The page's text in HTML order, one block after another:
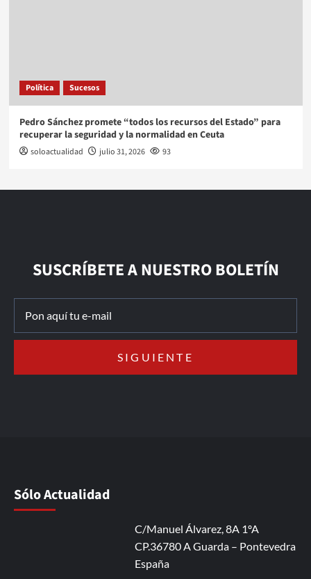
Política Sucesos
Pedro Sánchez promete “todos los recursos del Estado” para
recuperar la seguridad y la normalidad en Ceuta
soloactualidad julio 31, 2026 93
SUSCRÍBETE A NUESTRO BOLETÍN
Sólo Actualidad
C/Manuel Álvarez, 8A 1ºA
CP.36780 A Guarda – Pontevedra
España